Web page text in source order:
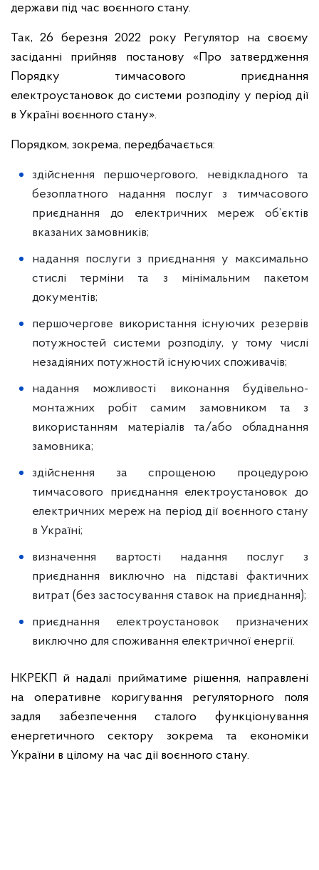
держави під час воєнного стану.
Так, 26 березня 2022 року Регулятор на своєму
засіданні прийняв постанову «Про затвердження
Порядку тимчасового приєднання
електроустановок до системи розподілу у період дії
в Україні воєнного стану».
Порядком, зокрема, передбачається:
здійснення першочергового, невідкладного та
безоплатного надання послуг з тимчасового
приєднання до електричних мереж об’єктів
вказаних замовників;
надання послуги з приєднання у максимально
стислі терміни та з мінімальним пакетом
документів;
першочергове використання існуючих резервів
потужностей системи розподілу, у тому числі
незадіяних потужностй існуючих споживачів;
надання можливості виконання будівельно-
монтажних робіт самим замовником та з
використанням матеріалів та/або обладнання
замовника;
здійснення за спрощеною процедурою
тимчасового приєднання електроустановок до
електричних мереж на період дії воєнного стану
в Україні;
визначення вартості надання послуг з
приєднання виключно на підставі фактичних
витрат (без застосування ставок на приєднання);
приєднання електроустановок призначених
виключно для споживання електричної енергії.
НКРЕКП й надалі прийматиме рішення, направлені
на оперативне коригування регуляторного поля
задля забезпечення сталого функціонування
енергетичного сектору зокрема та економіки
України в цілому на час дії воєнного стану.